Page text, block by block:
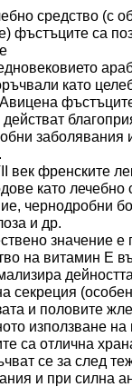
средство (с
фъстъците са
като
заболявания
век френските
като лечебно
чернодробни
и др.
значение е
на витамин Е
секреция
и половите
използване на
са отлична
се за след
и при силна